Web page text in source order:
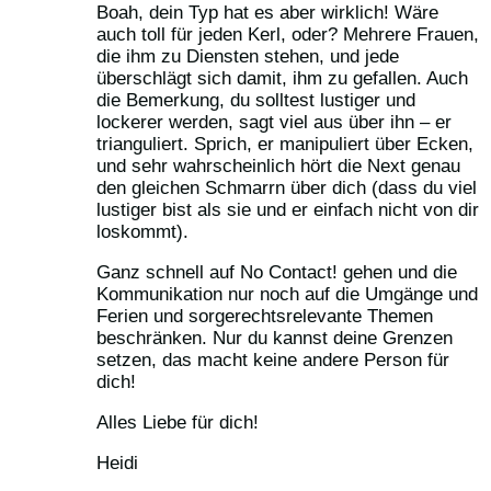
Boah, dein Typ hat es aber wirklich! Wäre
auch toll für jeden Kerl, oder? Mehrere Frauen,
die ihm zu Diensten stehen, und jede
überschlägt sich damit, ihm zu gefallen. Auch
die Bemerkung, du solltest lustiger und
lockerer werden, sagt viel aus über ihn – er
trianguliert. Sprich, er manipuliert über Ecken,
und sehr wahrscheinlich hört die Next genau
den gleichen Schmarrn über dich (dass du viel
lustiger bist als sie und er einfach nicht von dir
loskommt).
Ganz schnell auf No Contact! gehen und die
Kommunikation nur noch auf die Umgänge und
Ferien und sorgerechtsrelevante Themen
beschränken. Nur du kannst deine Grenzen
setzen, das macht keine andere Person für
dich!
Alles Liebe für dich!
Heidi